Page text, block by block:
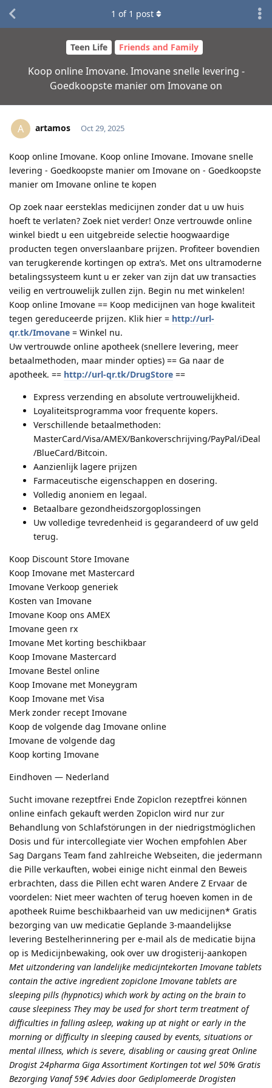
Teen Life Friends and Family
Koop online Imovane. Imovane snelle levering -
Goedkoopste manier om Imovane on
1 of 1 post
A artamos Oct 29, 2025
Koop online Imovane. Koop online Imovane. Imovane snelle
levering - Goedkoopste manier om Imovane on - Goedkoopste
manier om Imovane online te kopen
Op zoek naar eersteklas medicijnen zonder dat u uw huis
hoeft te verlaten? Zoek niet verder! Onze vertrouwde online
winkel biedt u een uitgebreide selectie hoogwaardige
producten tegen onverslaanbare prijzen. Profiteer bovendien
van terugkerende kortingen op extra’s. Met ons ultramoderne
betalingssysteem kunt u er zeker van zijn dat uw transacties
veilig en vertrouwelijk zullen zijn. Begin nu met winkelen!
Koop online Imovane == Koop medicijnen van hoge kwaliteit
tegen gereduceerde prijzen. Klik hier = http://url-
qr.tk/Imovane = Winkel nu.
Uw vertrouwde online apotheek (snellere levering, meer
betaalmethoden, maar minder opties) == Ga naar de
apotheek. == http://url-qr.tk/DrugStore ==
Express verzending en absolute vertrouwelijkheid.
Loyaliteitsprogramma voor frequente kopers.
Verschillende betaalmethoden:
MasterCard/Visa/AMEX/Bankoverschrijving/PayPal/iDeal
/BlueCard/Bitcoin.
Aanzienlijk lagere prijzen
Farmaceutische eigenschappen en dosering.
Volledig anoniem en legaal.
Betaalbare gezondheidszorgoplossingen
Uw volledige tevredenheid is gegarandeerd of uw geld
terug.
Koop Discount Store Imovane
Koop Imovane met Mastercard
Imovane Verkoop generiek
Kosten van Imovane
Imovane Koop ons AMEX
Imovane geen rx
Imovane Met korting beschikbaar
Koop Imovane Mastercard
Imovane Bestel online
Koop Imovane met Moneygram
Koop Imovane met Visa
Merk zonder recept Imovane
Koop de volgende dag Imovane online
Imovane de volgende dag
Koop korting Imovane
Eindhoven — Nederland
Sucht imovane rezeptfrei Ende Zopiclon rezeptfrei können
online einfach gekauft werden Zopiclon wird nur zur
Behandlung von Schlafstörungen in der niedrigstmöglichen
Dosis und für intercollegiate vier Wochen empfohlen Aber
Sag Dargans Team fand zahlreiche Webseiten, die jedermann
die Pille verkauften, wobei einige nicht einmal den Beweis
erbrachten, dass die Pillen echt waren Andere Z Ervaar de
voordelen: Niet meer wachten of terug hoeven komen in de
apotheek Ruime beschikbaarheid van uw medicijnen* Gratis
bezorging van uw medicatie Geplande 3-maandelijkse
levering Bestelherinnering per e-mail als de medicatie bijna
op is Medicijnbewaking, ook over uw drogisterij-aankopen
Met uitzondering van landelijke medicijntekorten Imovane tablets
contain the active ingredient zopiclone Imovane tablets are
sleeping pills (hypnotics) which work by acting on the brain to
cause sleepiness They may be used for short term treatment of
difficulties in falling asleep, waking up at night or early in the
morning or difficulty in sleeping caused by events, situations or
mental illness, which is severe, disabling or causing great Online
Drogist 24pharma Giga Assortiment Kortingen tot wel 50% Gratis
Bezorging Vanaf 59€ Advies door Gediplomeerde Drogisten